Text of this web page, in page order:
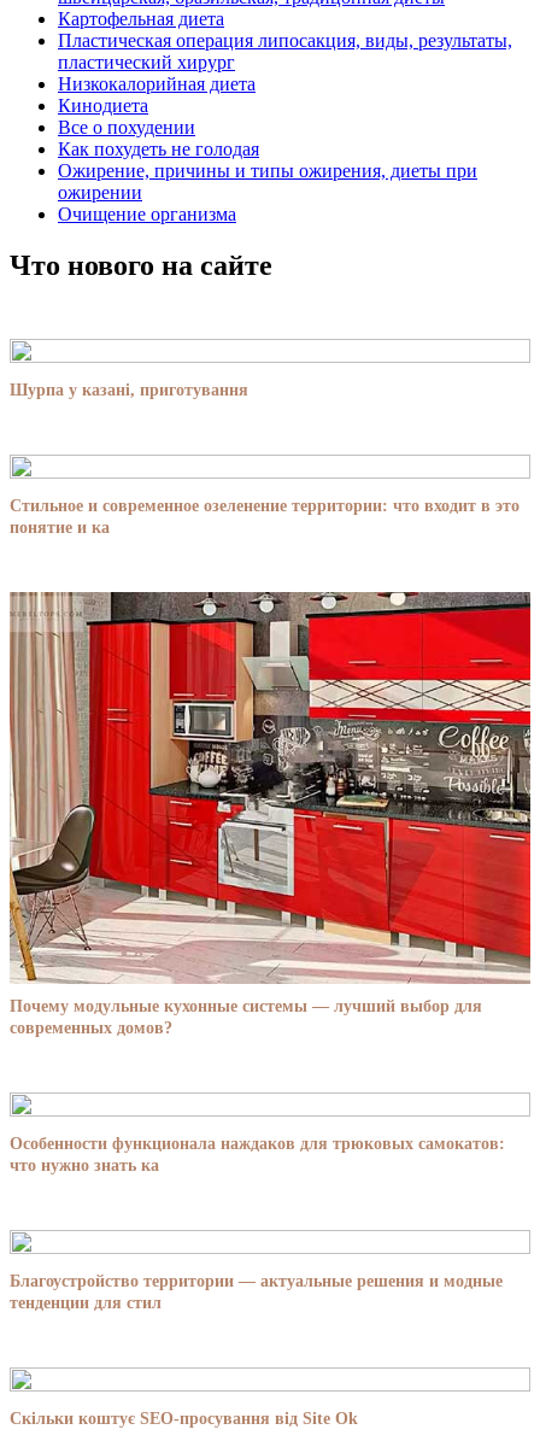
Картофельная диета
Пластическая операция липосакция, виды, результаты,
пластический хирург
Низкокалорийная диета
Кинодиета
Все о похудении
Как похудеть не голодая
Ожирение, причины и типы ожирения, диеты при
ожирении
Очищение организма
Что нового на сайте
Шурпа у казані, приготування
Стильное и современное озеленение территории: что входит в это
понятие и ка
Почему модульные кухонные системы — лучший выбор для
современных домов?
Особенности функционала наждаков для трюковых самокатов:
что нужно знать ка
Благоустройство территории — актуальные решения и модные
тенденции для стил
Скільки коштує SEO-просування від Site Ok